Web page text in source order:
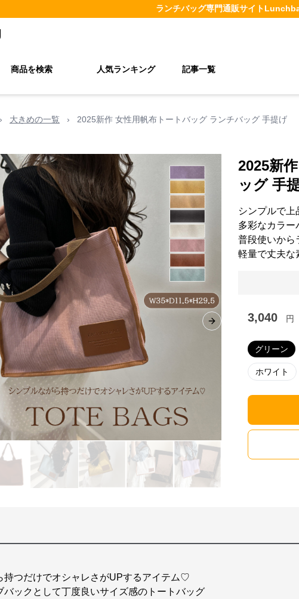
ランチバッグ専門通販サイト
商品を検索 人気ランキング 記事一覧
› 大きめの一覧 › 2025新作 女性用帆布トートバッグ ランチバッグ 手提げ
Next slide
2025新
ッグ 手
シンプルで上
多彩なカラー
普段使いから
軽量で丈夫な
3,040 円
グリーン
ホワイト
持つだけでオシャレさがUPするアイテム♡
バックとして丁度良いサイズ感のトートバッグ